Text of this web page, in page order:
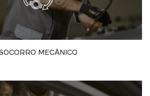
MECÂNICO